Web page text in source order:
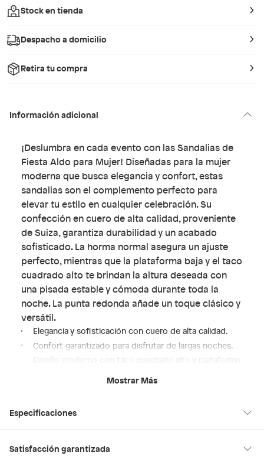
Stock en tienda
Despacho a domicilio
Retira tu compra
Información adicional
¡Deslumbra en cada evento con las Sandalias de
Fiesta Aldo para Mujer! Diseñadas para la mujer
moderna que busca elegancia y confort, estas
sandalias son el complemento perfecto para
elevar tu estilo en cualquier celebración. Su
confección en cuero de alta calidad, proveniente
de Suiza, garantiza durabilidad y un acabado
sofisticado. La horma normal asegura un ajuste
perfecto, mientras que la plataforma baja y el taco
cuadrado alto te brindan la altura deseada con
una pisada estable y cómoda durante toda la
noche. La punta redonda añade un toque clásico y
versátil.
Elegancia y sofisticación con cuero de alta calidad.
Confort garantizado para disfrutar de largas noches.
Diseño moderno con taco cuadrado alto y plataforma
Punta redonda, un clásico que nunca falla.
Mostrar Más
Especificaciones
Condicion del
Satisfacción garantizada